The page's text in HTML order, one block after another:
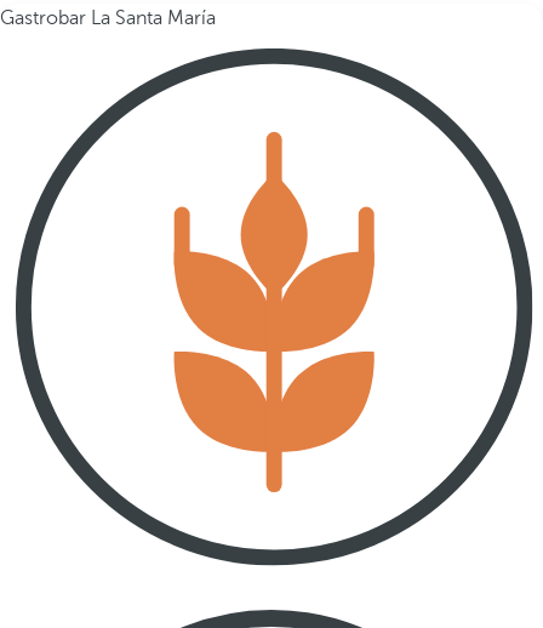
Gastrobar La Santa María